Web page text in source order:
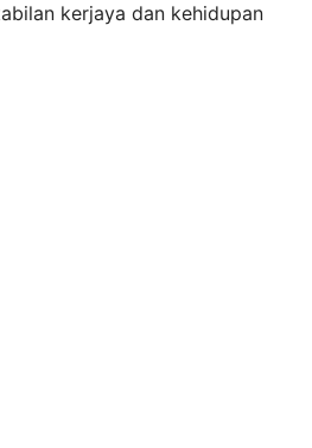
kerjaya dan kehidupan